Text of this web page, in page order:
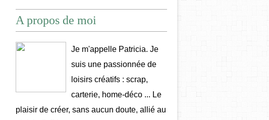
A propos de moi
Je m'appelle Patricia. Je
suis une passionnée de
loisirs créatifs : scrap,
carterie, home-déco ... Le
plaisir de créer, sans aucun doute, allié au